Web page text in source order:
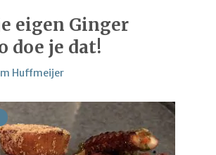
eigen Ginger
doe je dat!
Huffmeijer